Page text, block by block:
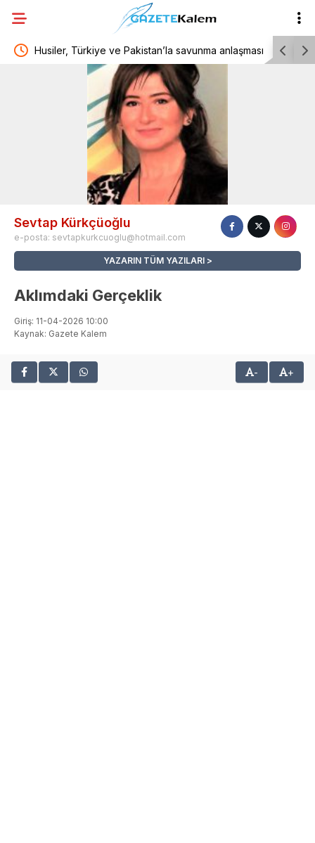
park Husiler, Türkiye ve Pakistan’la savunma anlaşması
imzalayan Suudi Arabistan’daki Aramco rafinerisini
Manisa
Sevtap Kürkçüoğlu
e-posta: sevtapkurkcuoglu@hotmail.com
YAZARIN TÜM YAZILARI
Aklımdaki Gerçeklik
Giriş: 11-04-2026 10:00
Kaynak: Gazete Kalem
- +